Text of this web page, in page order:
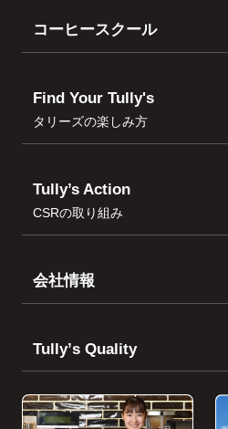
コーヒースクール
Find Your Tully's
タリーズの楽しみ方
Tully’s Action
CSRの取り組み
会社情報
Tullyʼs Quality